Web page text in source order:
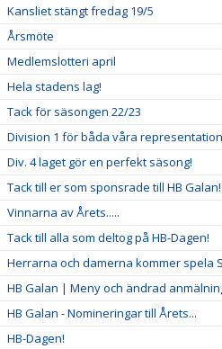
Kansliet stängt fredag 19/5
Årsmöte
Medlemslotteri april
Hela stadens lag!
Tack för säsongen 22/23
Division 1 för båda våra
Div. 4 laget gör en perfekt säsong!
Tack till er som sponsrade till HB Galan!
Vinnarna av Årets.....
Tack till alla som deltog på HB-Dagen!
Herrarna och damerna kommer spela
HB Galan | Meny och ändrad
HB Galan - Nomineringar till Årets...
HB-Dagen!